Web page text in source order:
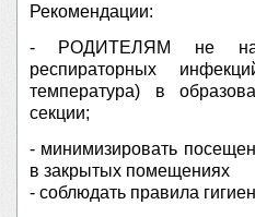
Рекомендации:
- РОДИТЕЛЯМ не
респираторных
температура) в
секции;
- минимизировать
в закрытых помещениях
- соблюдать правила